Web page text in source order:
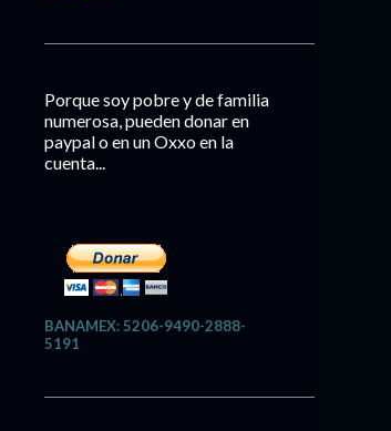
Porque soy pobre y de familia
numerosa, pueden donar en
paypal o en un Oxxo en la
cuenta...
BANAMEX: 5206-9490-2888-
5191